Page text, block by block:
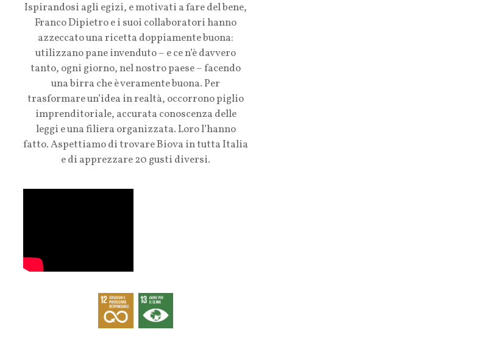
Ispirandosi agli egizi, e motivati a fare del bene,
Franco Dipietro e i suoi collaboratori hanno
azzeccato una ricetta doppiamente buona:
utilizzano pane invenduto – e ce n’è davvero
tanto, ogni giorno, nel nostro paese – facendo
una birra che è veramente buona.Per
trasformare un’idea in realtà, occorrono piglio
imprenditoriale, accurata conoscenza delle
leggi e una filiera organizzata. Loro l’hanno
fatto. Aspettiamo di trovare Biova in tutta Italia
e di apprezzare 20 gusti diversi.